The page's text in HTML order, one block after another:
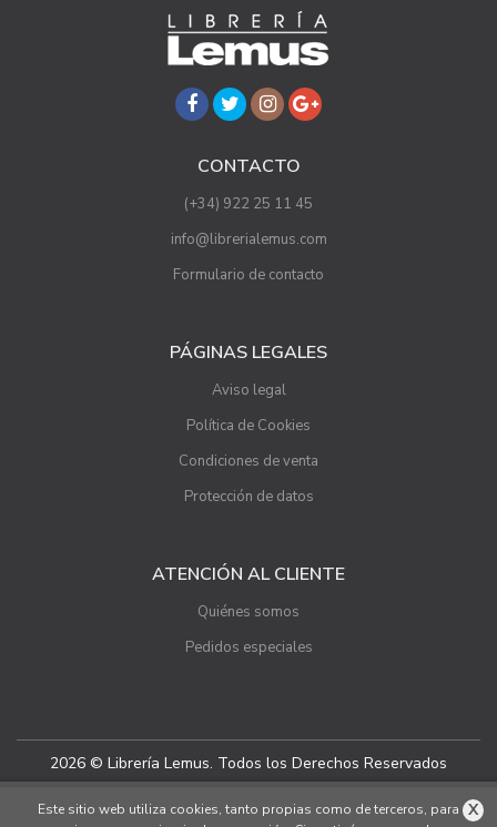
CONTACTO
(+34) 922 25 11 45
info@librerialemus.com
Formulario de contacto
PÁGINAS LEGALES
Aviso legal
Política de Cookies
Condiciones de venta
Protección de datos
ATENCIÓN AL CLIENTE
Quiénes somos
Pedidos especiales
2026 © Librería Lemus. Todos los Derechos Reservados
X
Este sitio web utiliza cookies, tanto propias como de terceros, para